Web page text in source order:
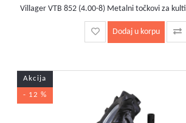
Villager VTB 852 (4.00-8) Metalni točkovi za
Dodaj u korpu
Akcija
- 12 %